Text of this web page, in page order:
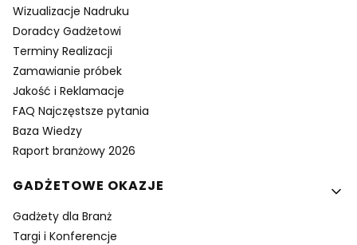
Wizualizacje Nadruku
Doradcy Gadżetowi
Terminy Realizacji
Zamawianie próbek
Jakość i Reklamacje
FAQ Najczęstsze pytania
Baza Wiedzy
Raport branżowy 2026
GADŻETOWE OKAZJE
Gadżety dla Branż
Targi i Konferencje